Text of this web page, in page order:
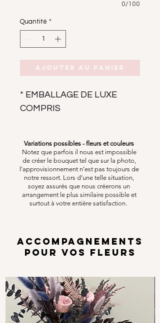
0/100
Quantité *
Ajouter au panier
* EMBALLAGE DE LUXE
COMPRIS
Variations possibles - fleurs et couleurs
Notez que parfois il nous est impossible
de créer le bouquet tel que sur la photo,
l’approvisionnement n’est pas toujours de
notre ressort. Lors d’une telle situation,
soyez assurés que nous créerons un
arrangement le plus similaire possible et
surtout à votre entière satisfaction.
ACCOMPAGNEMENTS
POUR VOS FLEURS